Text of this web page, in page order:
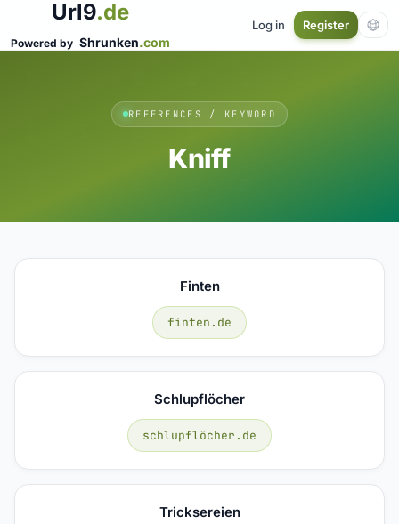
Url9.de
Powered by Shrunken.com
Log in Register
REFERENCES / KEYWORD
Kniff
Finten
finten.de
Schlupflöcher
schlupflöcher.de
Tricksereien